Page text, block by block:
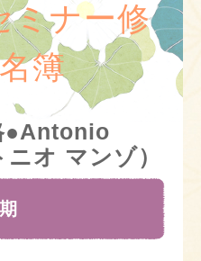
ミナー修
簿
●Antonio
オ マンゾ）